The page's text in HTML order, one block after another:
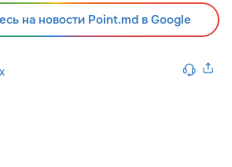
на новости Point.md в Google